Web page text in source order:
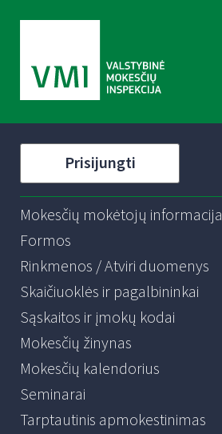
Prisijungti
Mokesčių mokėtojų informacija
Formos
Rinkmenos / Atviri duomenys
Skaičiuoklės ir pagalbininkai
Sąskaitos ir įmokų kodai
Mokesčių žinynas
Mokesčių kalendorius
Seminarai
Tarptautinis apmokestinimas